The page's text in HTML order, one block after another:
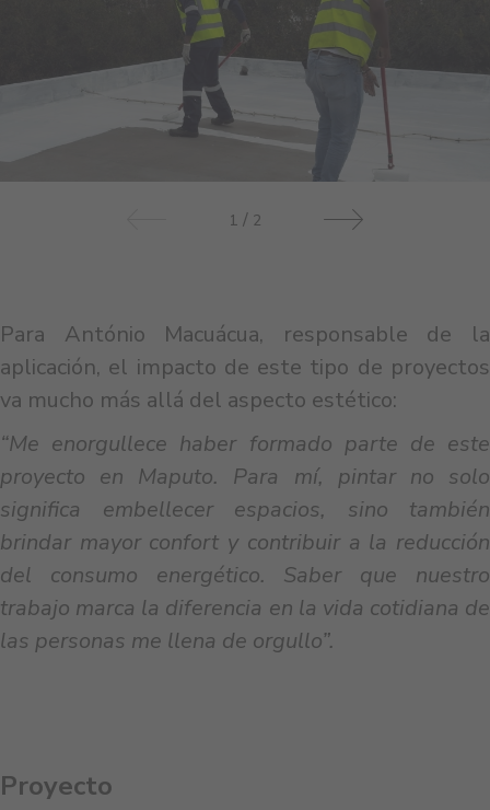
1 / 2
Para António Macuácua, responsable de la
aplicación, el impacto de este tipo de proyectos
va mucho más allá del aspecto estético:
“Me enorgullece haber formado parte de este
proyecto en Maputo. Para mí, pintar no solo
significa embellecer espacios, sino también
brindar mayor confort y contribuir a la reducción
del consumo energético. Saber que nuestro
trabajo marca la diferencia en la vida cotidiana de
las personas me llena de orgullo”.
Proyecto